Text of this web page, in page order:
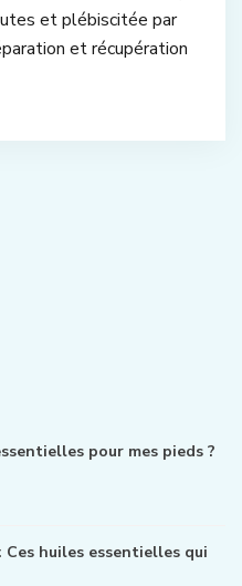
et plébiscitée par
et récupération
pour mes pieds ?
huiles essentielles qui